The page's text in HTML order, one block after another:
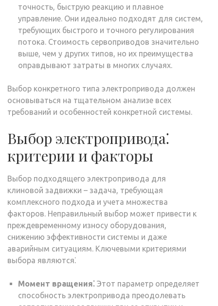
точность, быструю реакцию и плавное
управление. Они идеально подходят для систем,
требующих быстрого и точного регулирования
потока. Стоимость сервоприводов значительно
выше, чем у других типов, но их преимущества
оправдывают затраты в многих случаях.
Выбор конкретного типа электропривода должен
основываться на тщательном анализе всех
требований и особенностей конкретной системы.
Выбор электропривода⁚
критерии и факторы
Выбор подходящего электропривода для
клиновой задвижки – задача, требующая
комплексного подхода и учета множества
факторов. Неправильный выбор может привести к
преждевременному износу оборудования,
снижению эффективности системы и даже
аварийным ситуациям. Ключевыми критериями
выбора являются⁚
Момент вращения⁚ Этот параметр определяет
способность электропривода преодолевать